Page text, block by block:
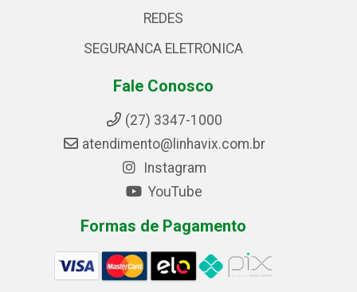
REDES
SEGURANCA ELETRONICA
Fale Conosco
(27) 3347-1000
atendimento@linhavix.com.br
Instagram
YouTube
Formas de Pagamento